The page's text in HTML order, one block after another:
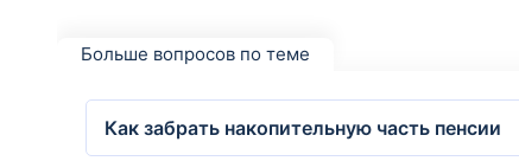
Больше вопросов по теме
Как забрать накопительную часть пенсии